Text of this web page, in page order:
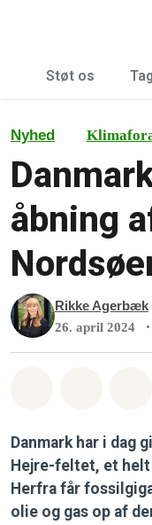
Støt os
Nyhed
åbning
Rikke Agerbæk
26. april 2024 •
Danmark har i dag
Hejre-feltet, et
Herfra får
olie og gas op af